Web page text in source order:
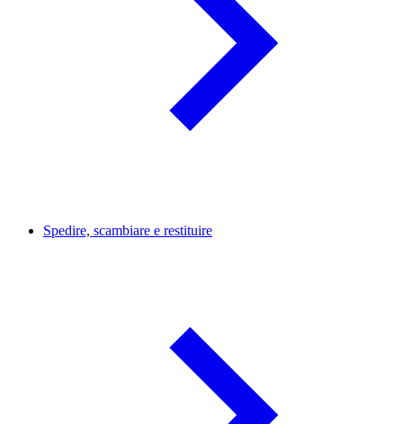
Spedire, scambiare e restituire